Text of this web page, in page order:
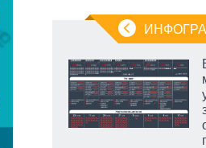
до 5
СВР